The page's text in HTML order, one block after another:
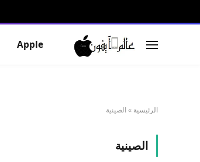
Apple
الرئيسية » الصينية
الصينية